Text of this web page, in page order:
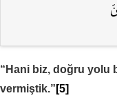
“Hani biz, doğru yolu
vermiştik.” [5]